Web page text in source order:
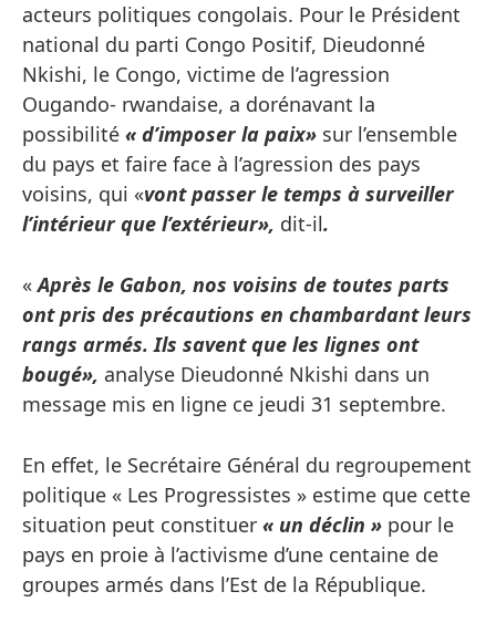
acteurs politiques congolais. Pour le Président
national du parti Congo Positif, Dieudonné
Nkishi, le Congo, victime de l’agression
Ougando- rwandaise, a dorénavant la
possibilité « d’imposer la paix» sur l’ensemble
du pays et faire face à l’agression des pays
voisins, qui «vont passer le temps à surveiller
l’intérieur que l’extérieur», dit-il.
«Après le Gabon, nos voisins de toutes parts
ont pris des précautions en chambardant leurs
rangs armés. Ils savent que les lignes ont
bougé», analyse Dieudonné Nkishi dans un
message mis en ligne ce jeudi 31 septembre.
En effet, le Secrétaire Général du regroupement
politique « Les Progressistes » estime que cette
situation peut constituer « un déclin » pour le
pays en proie à l’activisme d’une centaine de
groupes armés dans l’Est de la République.